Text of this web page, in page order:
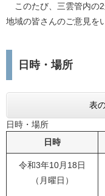
このたび、三雲管内の2
地域の皆さんのご意見を
日時・場所
表
日時・場所
日時
令和3年10月18日
（月曜日）